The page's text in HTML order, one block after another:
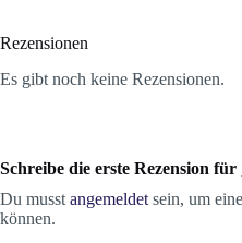
Rezensionen
Es gibt noch keine Rezensionen.
Schreibe die erste Rezension
Du musst angemeldet sein, um
können.